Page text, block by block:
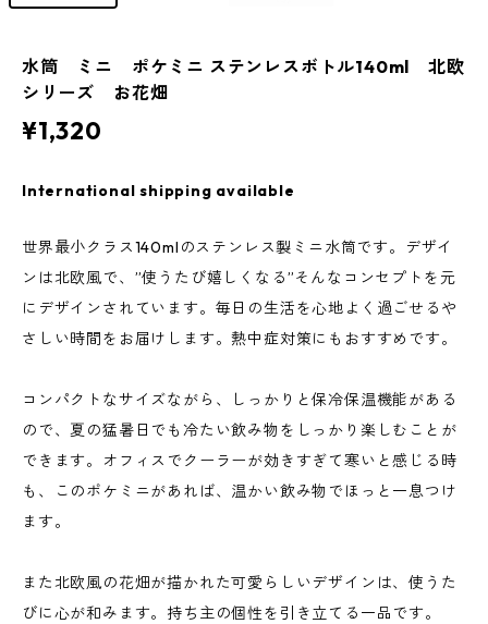
水筒 ミニ ポケミニ ステンレスボトル140ml 北欧
シリーズ お花畑
¥1,320
International shipping available
世界最小クラス140mlのステンレス製ミニ水筒です。デザイ
ンは北欧風で、”使うたび嬉しくなる”そんなコンセプトを元
にデザインされています。毎日の生活を心地よく過ごせるや
さしい時間をお届けします。熱中症対策にもおすすめです。
コンパクトなサイズながら、しっかりと保冷保温機能がある
ので、夏の猛暑日でも冷たい飲み物をしっかり楽しむことが
できます。オフィスでクーラーが効きすぎて寒いと感じる時
も、このポケミニがあれば、温かい飲み物でほっと一息つけ
ます。
また北欧風の花畑が描かれた可愛らしいデザインは、使うた
びに心が和みます。持ち主の個性を引き立てる一品です。